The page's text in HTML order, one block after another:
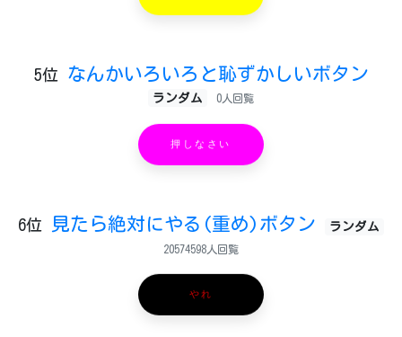
5位 なんかいろいろと恥ずかしいボタン
ランダム 0人回覧
押しなさい
6位 見たら絶対にやる(重め)ボタン ランダム
20574598人回覧
やれ